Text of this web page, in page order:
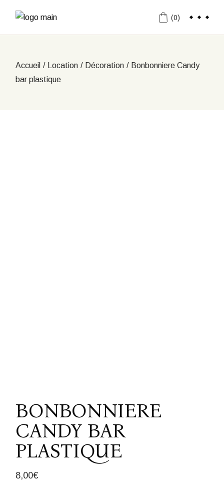
contenu
(0)
Accueil Location Décoration
Bonbonniere Candy
bar plastique
BONBONNIERE
CANDY BAR
PLASTIQUE
8,00€